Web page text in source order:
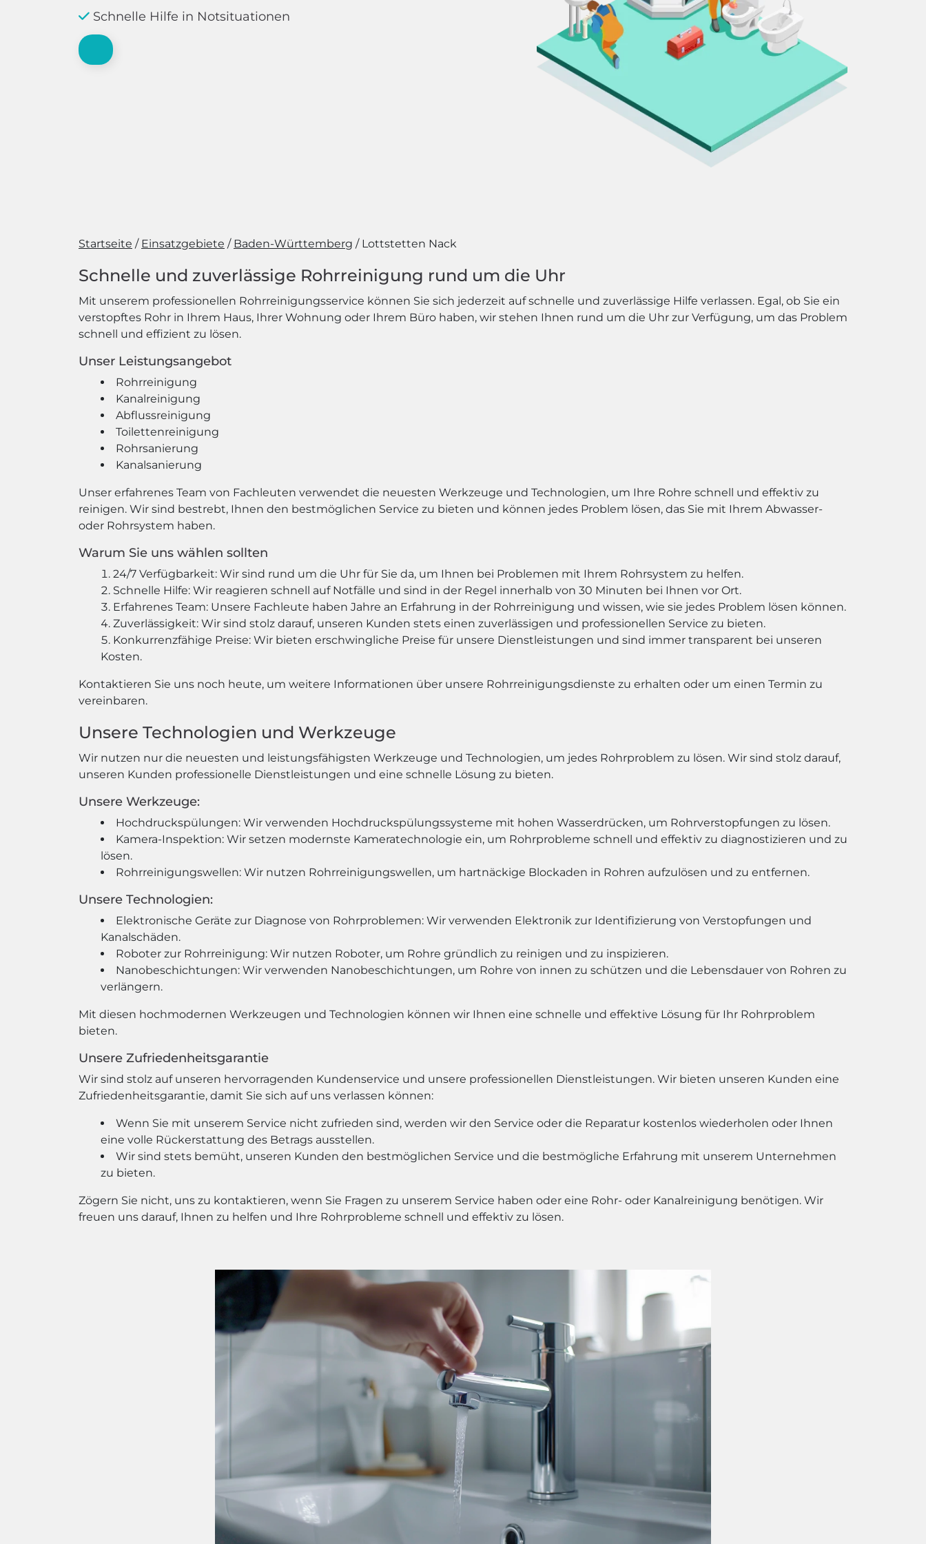
Schnelle Hilfe in Notsituationen
Startseite Einsatzgebiete Baden-Württemberg Lottstetten Nack
Schnelle und zuverlässige Rohrreinigung rund um die Uhr
Mit unserem professionellen Rohrreinigungsservice können Sie sich jederzeit auf schnelle und zuverlässige Hilfe verlassen. Egal, ob Sie ein
verstopftes Rohr in Ihrem Haus, Ihrer Wohnung oder Ihrem Büro haben, wir stehen Ihnen rund um die Uhr zur Verfügung, um das Problem
schnell und effizient zu lösen.
Unser Leistungsangebot
Rohrreinigung
Kanalreinigung
Abflussreinigung
Toilettenreinigung
Rohrsanierung
Kanalsanierung
Unser erfahrenes Team von Fachleuten verwendet die neuesten Werkzeuge und Technologien, um Ihre Rohre schnell und effektiv zu
reinigen. Wir sind bestrebt, Ihnen den bestmöglichen Service zu bieten und können jedes Problem lösen, das Sie mit Ihrem Abwasser-
oder Rohrsystem haben.
Warum Sie uns wählen sollten
24/7 Verfügbarkeit: Wir sind rund um die Uhr für Sie da, um Ihnen bei Problemen mit Ihrem Rohrsystem zu helfen.
Schnelle Hilfe: Wir reagieren schnell auf Notfälle und sind in der Regel innerhalb von 30 Minuten bei Ihnen vor Ort.
Erfahrenes Team: Unsere Fachleute haben Jahre an Erfahrung in der Rohrreinigung und wissen, wie sie jedes Problem lösen können.
Zuverlässigkeit: Wir sind stolz darauf, unseren Kunden stets einen zuverlässigen und professionellen Service zu bieten.
Konkurrenzfähige Preise: Wir bieten erschwingliche Preise für unsere Dienstleistungen und sind immer transparent bei unseren
Kosten.
Kontaktieren Sie uns noch heute, um weitere Informationen über unsere Rohrreinigungsdienste zu erhalten oder um einen Termin zu
vereinbaren.
Unsere Technologien und Werkzeuge
Wir nutzen nur die neuesten und leistungsfähigsten Werkzeuge und Technologien, um jedes Rohrproblem zu lösen. Wir sind stolz darauf,
unseren Kunden professionelle Dienstleistungen und eine schnelle Lösung zu bieten.
Unsere Werkzeuge:
Hochdruckspülungen: Wir verwenden Hochdruckspülungssysteme mit hohen Wasserdrücken, um Rohrverstopfungen zu lösen.
Kamera-Inspektion: Wir setzen modernste Kameratechnologie ein, um Rohrprobleme schnell und effektiv zu diagnostizieren und zu
lösen.
Rohrreinigungswellen: Wir nutzen Rohrreinigungswellen, um hartnäckige Blockaden in Rohren aufzulösen und zu entfernen.
Unsere Technologien:
Elektronische Geräte zur Diagnose von Rohrproblemen: Wir verwenden Elektronik zur Identifizierung von Verstopfungen und
Kanalschäden.
Roboter zur Rohrreinigung: Wir nutzen Roboter, um Rohre gründlich zu reinigen und zu inspizieren.
Nanobeschichtungen: Wir verwenden Nanobeschichtungen, um Rohre von innen zu schützen und die Lebensdauer von Rohren zu
verlängern.
Mit diesen hochmodernen Werkzeugen und Technologien können wir Ihnen eine schnelle und effektive Lösung für Ihr Rohrproblem
bieten.
Unsere Zufriedenheitsgarantie
Wir sind stolz auf unseren hervorragenden Kundenservice und unsere professionellen Dienstleistungen. Wir bieten unseren Kunden eine
Zufriedenheitsgarantie, damit Sie sich auf uns verlassen können:
Wenn Sie mit unserem Service nicht zufrieden sind, werden wir den Service oder die Reparatur kostenlos wiederholen oder Ihnen
eine volle Rückerstattung des Betrags ausstellen.
Wir sind stets bemüht, unseren Kunden den bestmöglichen Service und die bestmögliche Erfahrung mit unserem Unternehmen
zu bieten.
Zögern Sie nicht, uns zu kontaktieren, wenn Sie Fragen zu unserem Service haben oder eine Rohr- oder Kanalreinigung benötigen. Wir
freuen uns darauf, Ihnen zu helfen und Ihre Rohrprobleme schnell und effektiv zu lösen.